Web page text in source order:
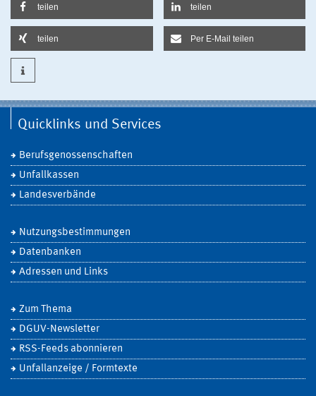
teilen teilen
teilen Per E-Mail teilen
Quicklinks und Services
Berufsgenossenschaften
Unfallkassen
Landesverbände
Nutzungsbestimmungen
Datenbanken
Adressen und Links
Zum Thema
DGUV-Newsletter
RSS-Feeds abonnieren
Unfallanzeige / Formtexte